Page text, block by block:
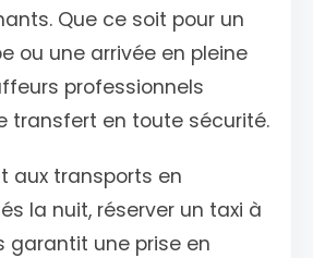
Que ce soit pour un
ou une arrivée en pleine
professionnels
transfert en toute sécurité.
aux transports en
la nuit, réserver un taxi à
garantit une prise en